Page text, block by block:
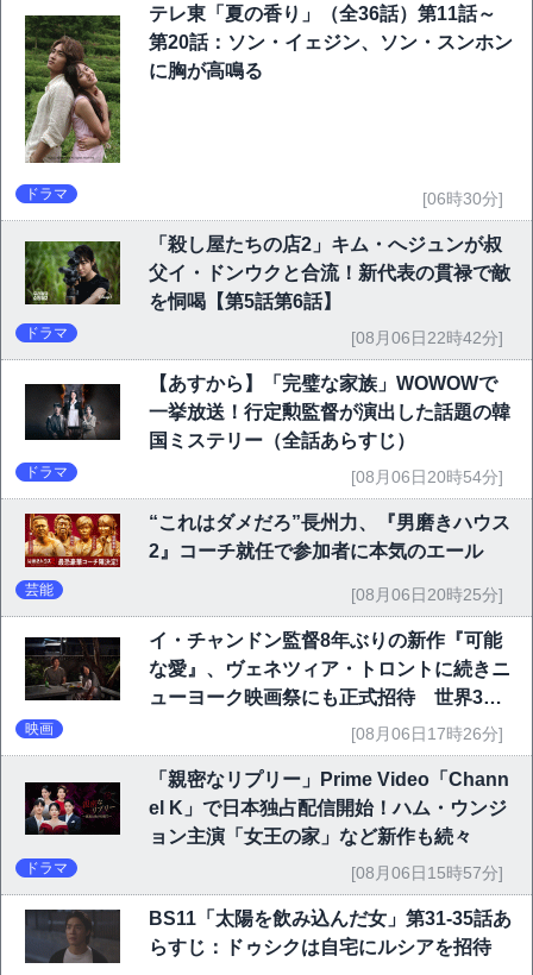
テレ東「夏の香り」（全36話）第11話～
第20話：ソン・イェジン、ソン・スンホン
に胸が高鳴る
ドラマ [06時30分]
「殺し屋たちの店2」キム・へジュンが叔
父イ・ドンウクと合流！新代表の貫禄で敵
を恫喝【第5話第6話】
ドラマ [08月06日22時42分]
【あすから】「完璧な家族」WOWOWで
一挙放送！行定勲監督が演出した話題の韓
国ミステリー（全話あらすじ）
ドラマ [08月06日20時54分]
“これはダメだろ”長州力、『男磨きハウス
2』コーチ就任で参加者に本気のエール
芸能 [08月06日20時25分]
イ・チャンドン監督8年ぶりの新作『可能
な愛』、ヴェネツィア・トロントに続きニ
ューヨーク映画祭にも正式招待 世界3大
映画祭で快挙｜Netflix映画
映画 [08月06日17時26分]
「親密なリプリー」Prime Video「Chann
el K」で日本独占配信開始！ハム・ウンジ
ョン主演「女王の家」など新作も続々
ドラマ [08月06日15時57分]
BS11「太陽を飲み込んだ女」第31-35話あ
らすじ：ドゥシクは自宅にルシアを招待